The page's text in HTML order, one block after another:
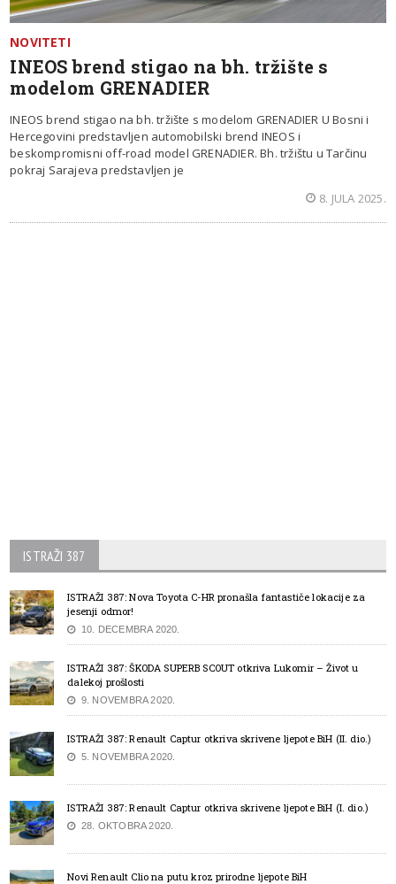
NOVITETI
INEOS brend stigao na bh. tržište s
modelom GRENADIER
INEOS brend stigao na bh. tržište s modelom GRENADIER U Bosni i
Hercegovini predstavljen automobilski brend INEOS i
beskompromisni off-road model GRENADIER. Bh. tržištu u Tarčinu
pokraj Sarajeva predstavljen je
8. JULA 2025.
ISTRAŽI 387
ISTRAŽI 387: Nova Toyota C-HR pronašla fantastiče lokacije za
jesenji odmor!
10. DECEMBRA 2020.
ISTRAŽI 387: ŠKODA SUPERB SCOUT otkriva Lukomir – Život u
dalekoj prošlosti
9. NOVEMBRA 2020.
ISTRAŽI 387: Renault Captur otkriva skrivene ljepote BiH (II. dio.)
5. NOVEMBRA 2020.
ISTRAŽI 387: Renault Captur otkriva skrivene ljepote BiH (I. dio.)
28. OKTOBRA 2020.
Novi Renault Clio na putu kroz prirodne ljepote BiH